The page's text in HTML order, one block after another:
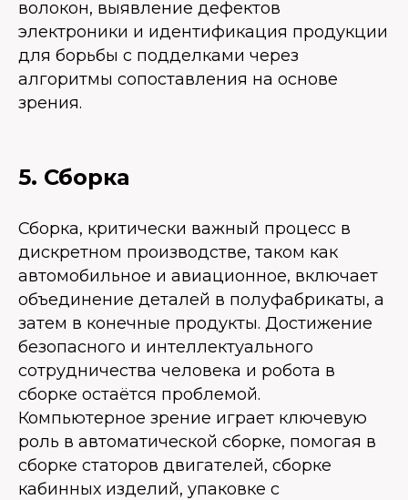
волокон, выявление дефектов
электроники и идентификация продукции
для борьбы с подделками через
алгоритмы сопоставления на основе
зрения.
5. Сборка
Сборка, критически важный процесс в
дискретном производстве, таком как
автомобильное и авиационное, включает
объединение деталей в полуфабрикаты, а
затем в конечные продукты. Достижение
безопасного и интеллектуального
сотрудничества человека и робота в
сборке остаётся проблемой.
Компьютерное зрение играет ключевую
роль в автоматической сборке, помогая в
сборке статоров двигателей, сборке
кабинных изделий, упаковке с